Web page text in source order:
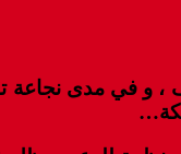
في مدى نجاعة